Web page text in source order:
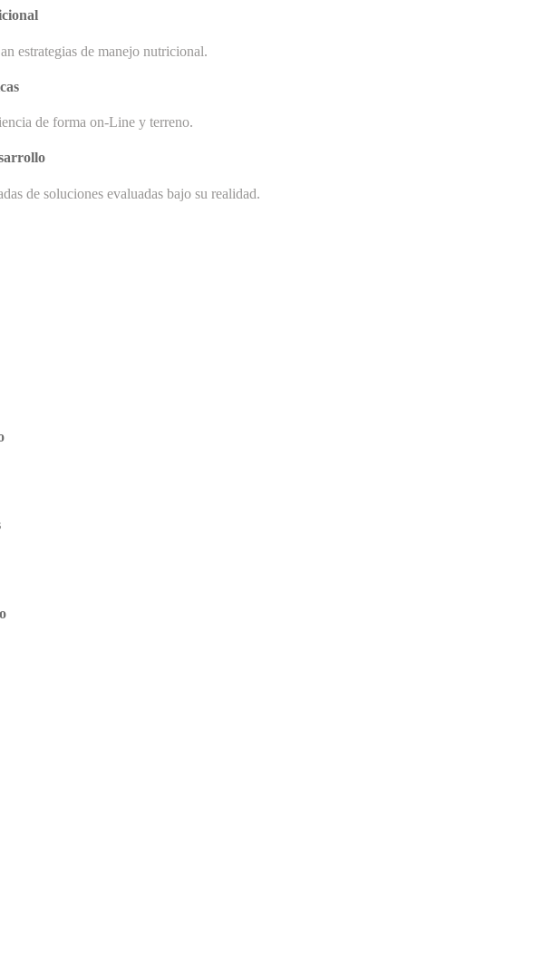
estrategias de manejo nutricional.
de forma on-Line y terreno.
de soluciones evaluadas bajo su realidad.